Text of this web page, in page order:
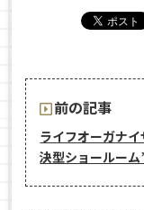
前の記事
ライフオーガナ
決型ショールーム